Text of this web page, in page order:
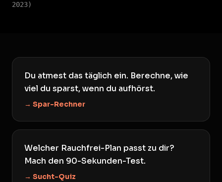
2023)
Du atmest das täglich ein. Berechne, wie
viel du sparst, wenn du aufhörst.
→ Spar-Rechner
Welcher Rauchfrei-Plan passt zu dir?
Mach den 90-Sekunden-Test.
→ Sucht-Quiz